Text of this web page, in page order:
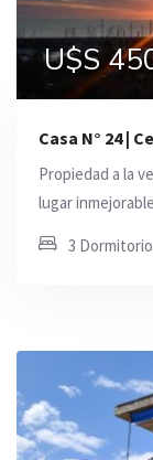
U$S
Casa N° 24 |
Propiedad a la
lugar
3